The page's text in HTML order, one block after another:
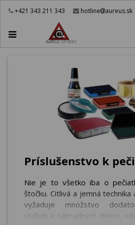
+421 343 211 343 hotline aureus.sk
Príslušenstvo k
Nie je to všetko iba o
štočku. Citlivá a jemná
vyžaduje množstvo
služieb a náhradných dielov,